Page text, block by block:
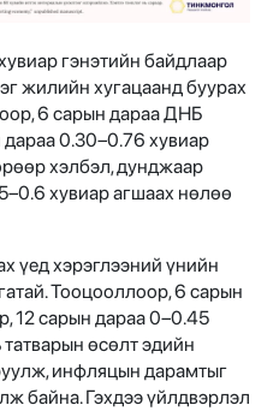
гэнэтийн байдлаар
жилийн хугацаанд буурах
6 сарын дараа ДНБ
0.30–0.76 хувиар
хэлбэл, дунджаар
хувиар агшаах нөлөө
үед хэрэглээний үнийн
Тооцооллоор, 6 сарын
12 сарын дараа 0–0.45
өсөлт эдийн
инфляцын дарамтыг
байна. Гэхдээ үйлдвэрлэл